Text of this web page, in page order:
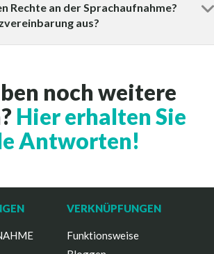
Rechte an der Sprachaufnahme?
aus?
noch weitere
Hier erhalten Sie
Antworten!
VERKNÜPFUNGEN
Funktionsweise